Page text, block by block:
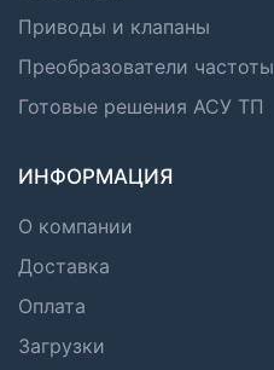
Приводы и клапаны
Преобразователи частоты
Готовые решения АСУ ТП
ИНФОРМАЦИЯ
О компании
Доставка
Оплата
Загрузки